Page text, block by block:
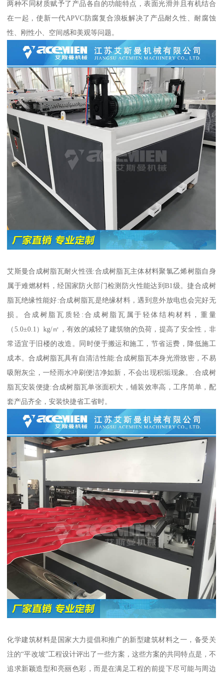
两种不同材质赋予了产品各自的功能特点，表面光滑并且有机结合
在一起，使新一代APVC防腐复合浪板解决了产品耐久性、耐腐蚀
性、刚性小、空间感和美观等问题。
艾斯曼合成树脂瓦耐火性强:合成树脂瓦主体材料聚氯乙烯树脂自身
属于难燃材料，经国家防火部门检测防火性能达到B1级。捷合成树
脂瓦绝缘性能好:合成树脂瓦是绝缘材料，遇到意外放电也会完好无
损。合成树脂瓦质轻:合成树脂瓦属于轻体结构材料，重量
（5.0±0.1）kg/㎡，有效的减轻了建筑物的负荷，提高了安全性，非
常适宜于旧楼的改造。同时便于搬运和施工，节省运费，降低施工
成本。合成树脂瓦具有自清洁性能:合成树脂瓦本身光滑致密，不易
吸附灰尘，一经雨水冲刷便洁净如新，不会出现积垢现象。.合成树
脂瓦安装便捷:合成树脂瓦单张面积大，铺装效率高，工序简单，配
套产品齐全，安装快捷省工省时。
化学建筑材料是国家大力提倡和推广的新型建筑材料之一，备受关
注的“平改坡”工程设计评出了一些方案，这些方案的共同特点是，不
追求新颖造型和亮丽色彩，而是在满足工程的前提下尽可能与周边